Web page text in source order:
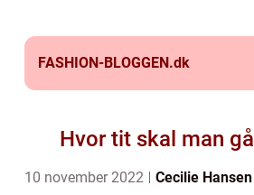
FASHION-BLOGGEN.dk
Hvor tit skal man
10 november 2022 Cecilie Hansen